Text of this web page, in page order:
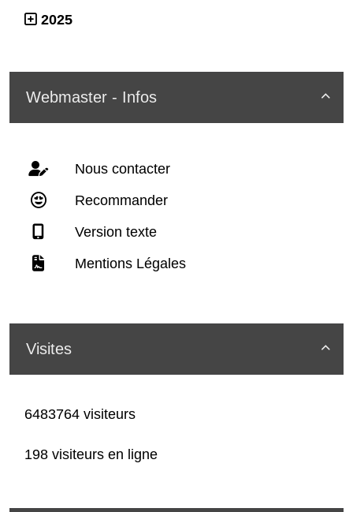
2025

Webmaster - Infos
Nous contacter
Recommander
Version texte
Mentions Légales

Visites
6483764 visiteurs
198 visiteurs en ligne